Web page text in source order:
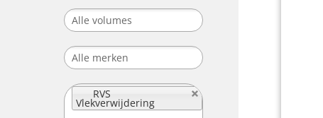
RVS
Vlekverwijdering